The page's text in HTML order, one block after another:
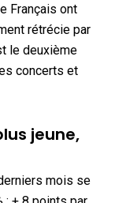
Français ont
rétrécie par
le deuxième
concerts et
jeune,
mois se